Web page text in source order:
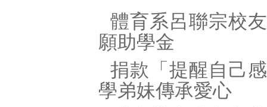
體育系呂聯宗校
願助學金
捐款「提醒自己
學弟妹傳承愛心